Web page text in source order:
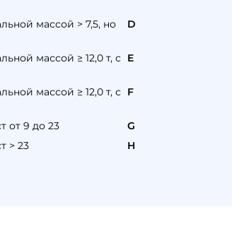
массой > 7,5, но
D
массой ≥ 12,0 т, с E
массой ≥ 12,0 т, с F
от 9 до 23
G
> 23
H